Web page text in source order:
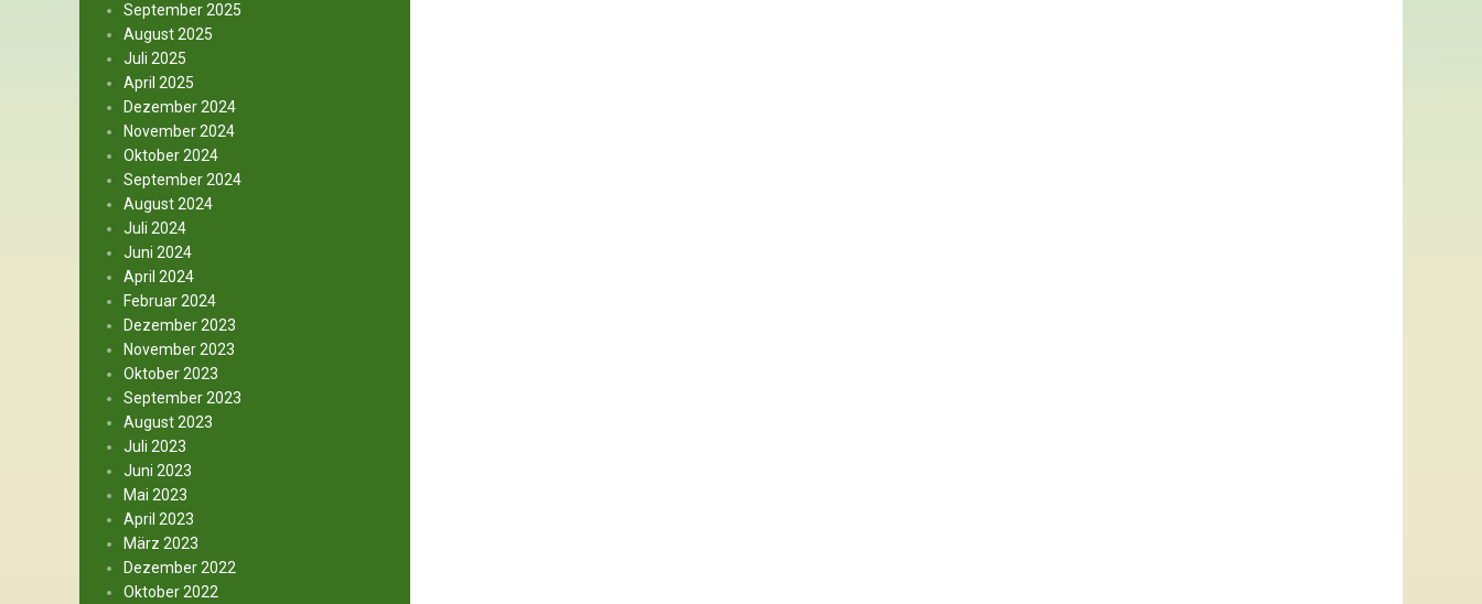
September 2025
August 2025
Juli 2025
April 2025
Dezember 2024
November 2024
Oktober 2024
September 2024
August 2024
Juli 2024
Juni 2024
April 2024
Februar 2024
Dezember 2023
November 2023
Oktober 2023
September 2023
August 2023
Juli 2023
Juni 2023
Mai 2023
April 2023
März 2023
Dezember 2022
Oktober 2022